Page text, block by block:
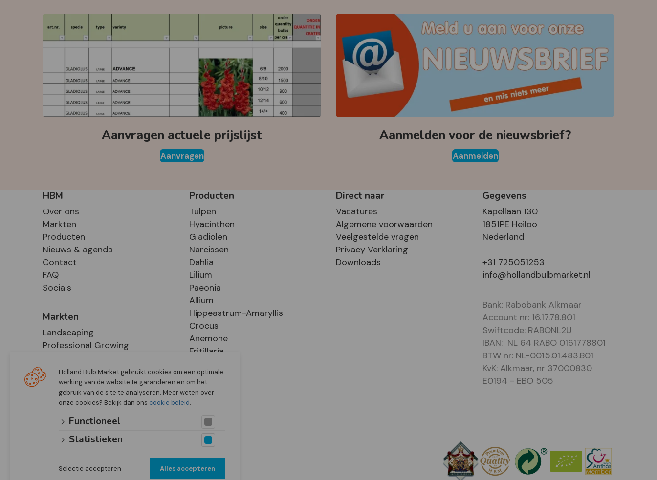
Aanvragen actuele prijslijst
Aanvragen
Aanmelden voor de nieuwsbrief?
Aanmelden
HBM
Over ons
Markten
Producten
Nieuws & agenda
Contact
FAQ
Socials
Markten
Landscaping
Professional Growing
Retail
Producten
Tulpen
Hyacinthen
Gladiolen
Narcissen
Dahlia
Lilium
Paeonia
Allium
Hippeastrum-Amaryllis
Crocus
Anemone
Fritillaria
Direct naar
Vacatures
Algemene voorwaarden
Veelgestelde vragen
Privacy Verklaring
Downloads
Gegevens
Kapellaan 130
1851PE Heiloo
Nederland
+31 725051253
info@hollandbulbmarket.nl
Bank: Rabobank Alkmaar
Account nr: 16.17.78.801
Swiftcode: RABONL2U
IBAN: NL 64 RABO 0161778801
BTW nr: NL-0015.01.483.B01
KvK: Alkmaar, nr 37000830
E0194 - EBO 505
Holland Bulb Market gebruikt cookies om een optimale
werking van de website te garanderen en om het
gebruik van de site te analyseren. Meer weten over
onze cookies? Bekijk dan ons cookie beleid.
Functioneel
Statistieken
Selectie accepteren Alles accepteren